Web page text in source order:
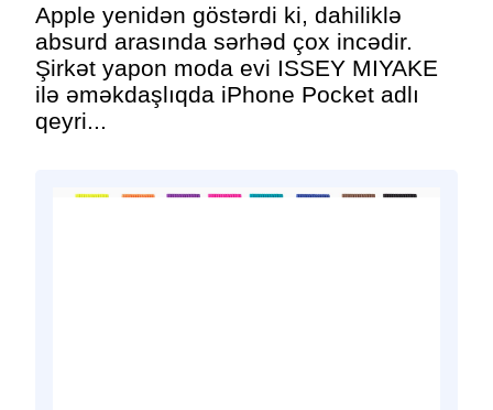
Apple yenidən göstərdi ki, dahiliklə
absurd arasında sərhəd çox incədir.
Şirkət yapon moda evi ISSEY MIYAKE
ilə əməkdaşlıqda iPhone Pocket adlı
qeyri...
Контакт»